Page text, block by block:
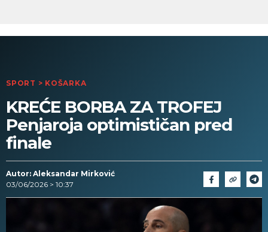
SPORT > KOŠARKA
KREĆE BORBA ZA TROFEJ
Penjaroja optimističan pred
finale
Autor: Aleksandar Mirković
03/06/2026 > 10:37